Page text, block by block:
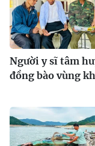
Người y sĩ tâm
đồng bào vùng